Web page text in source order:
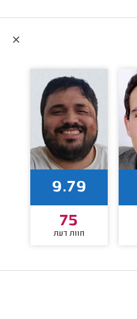
9.79
75
חוות דעת